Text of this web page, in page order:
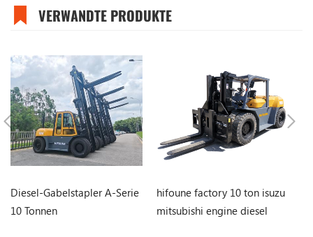
VERWANDTE PRODUKTE
Diesel-Gabelstapler A-Serie
10 Tonnen
hifoune factory 10 ton isuzu
mitsubishi engine diesel